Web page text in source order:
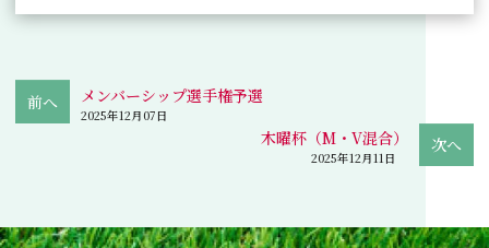
メンバーシップ選手権予選
2025年12月07日
木曜杯（M・V混合）
2025年12月11日